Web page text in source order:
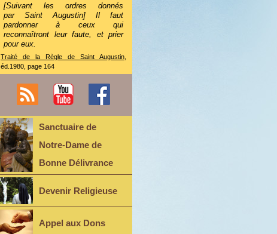
[Suivant les ordres donnés
par Saint Augustin] Il faut
pardonner à ceux qui
reconnaîtront leur faute, et prier
pour eux.
Traité de la Règle de Saint Augustin
éd.1980, page 164
Sanctuaire de
Notre-Dame de
Bonne Délivrance
Devenir Religieuse
Appel aux Dons